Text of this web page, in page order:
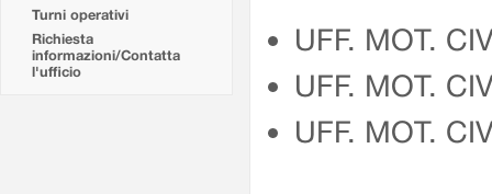
Turni operativi
Richiesta
informazioni/Contatta
l'ufficio
UFF. MOT.
UFF. MOT.
UFF. MOT.